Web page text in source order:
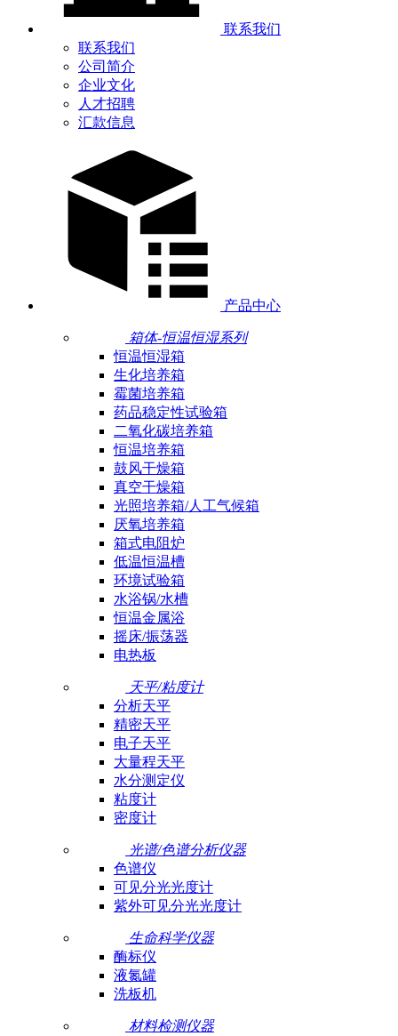
联系我们
联系我们
公司简介
企业文化
人才招聘
汇款信息
产品中心
箱体-恒温恒湿系列
恒温恒湿箱
生化培养箱
霉菌培养箱
药品稳定性试验箱
二氧化碳培养箱
恒温培养箱
鼓风干燥箱
真空干燥箱
光照培养箱/人工气候箱
厌氧培养箱
箱式电阻炉
低温恒温槽
环境试验箱
水浴锅/水槽
恒温金属浴
摇床/振荡器
电热板
天平/粘度计
分析天平
精密天平
电子天平
大量程天平
水分测定仪
粘度计
密度计
光谱/色谱分析仪器
色谱仪
可见分光光度计
紫外可见分光光度计
生命科学仪器
酶标仪
液氮罐
洗板机
材料检测仪器